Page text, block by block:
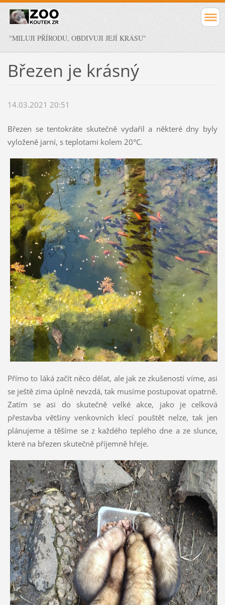
"MILUJI PŘÍRODU, OBDIVUJI JEJÍ KRÁSU"
Březen je krásný
14.03.2021 20:51
Březen se tentokráte skutečně vydařil a některé dny byly
vyloženě jarní, s teplotami kolem 20°C.
Přímo to láká začít něco dělat, ale jak ze zkušeností víme, asi
se ještě zima úplně nevzdá, tak musíme postupovat opatrně.
Zatím se asi do skutečně velké akce, jako je celková
přestavba většiny venkovních klecí pouštět nelze, tak jen
plánujeme a těšíme se z každého teplého dne a ze slunce,
které na březen skutečně příjemně hřeje.